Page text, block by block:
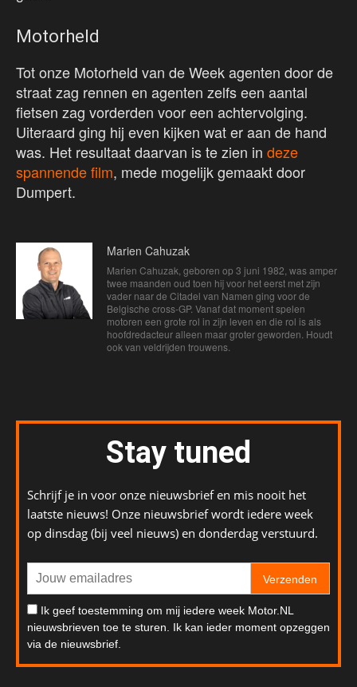
Motorheld
Tot onze Motorheld van de Week agenten door de
straat zag rennen en agenten zelfs een aantal
fietsen zag vorderden voor een achtervolging.
Uiteraard ging hij even kijken wat er aan de hand
was. Het resultaat daarvan is te zien in deze
spannende film, mede mogelijk gemaakt door
Dumpert.
Marien Cahuzak
Marien Cahuzak, geboren op 3 juni 1982, was amper
twee maanden oud toen hij voor het eerst met zijn
vader naar de Citadel van Namen ging voor de
Belgische cross-GP. Vanaf dat moment spelen
motoren een grote rol in zijn leven en die rol is als
hoofdredacteur alleen maar groter geworden. Houdt
ook van veldrijden trouwens.
Stay tuned
Schrijf je in voor onze nieuwsbrief en mis nooit het
laatste nieuws! Onze nieuwsbrief wordt iedere week
op dinsdag (bij veel nieuws) en donderdag verstuurd.
Verzenden
Ik geef toestemming om mij iedere week Motor.NL
nieuwsbrieven toe te sturen. Ik kan ieder moment opzeggen
via de nieuwsbrief.